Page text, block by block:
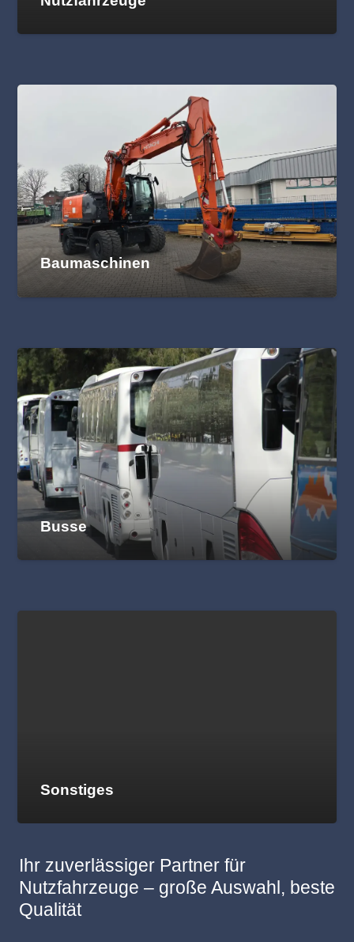
Baumaschinen
Busse
Sonstiges
Ihr zuverlässiger Partner für
Nutzfahrzeuge – große Auswahl, beste
Qualität